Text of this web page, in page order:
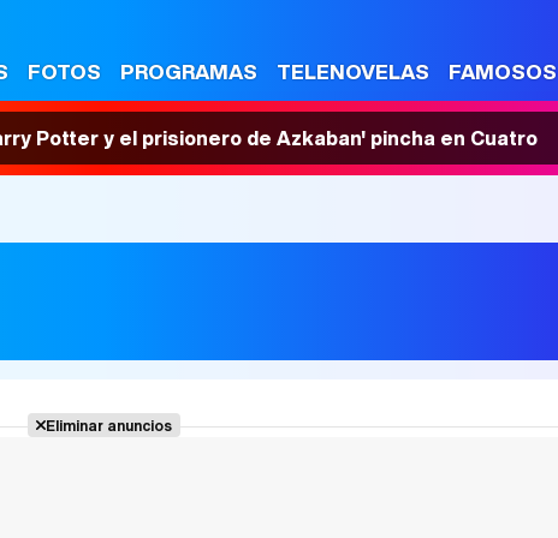
FOTOS PROGRAMAS TELENOVELAS FAMOSOS
Potter y el prisionero de Azkaban' pincha en Cuatro
Eliminar anuncios